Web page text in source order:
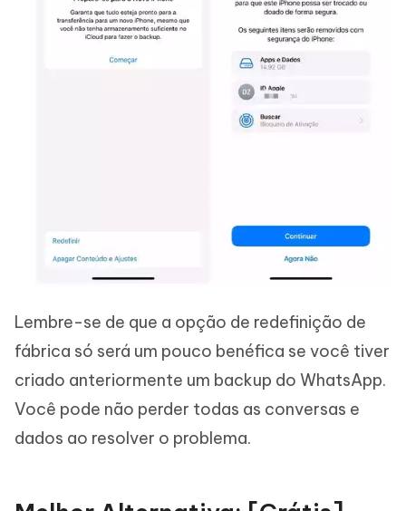
Lembre-se de que a opção de redefinição de
fábrica só será um pouco benéfica se você tiver
criado anteriormente um backup do WhatsApp.
Você pode não perder todas as conversas e
dados ao resolver o problema.